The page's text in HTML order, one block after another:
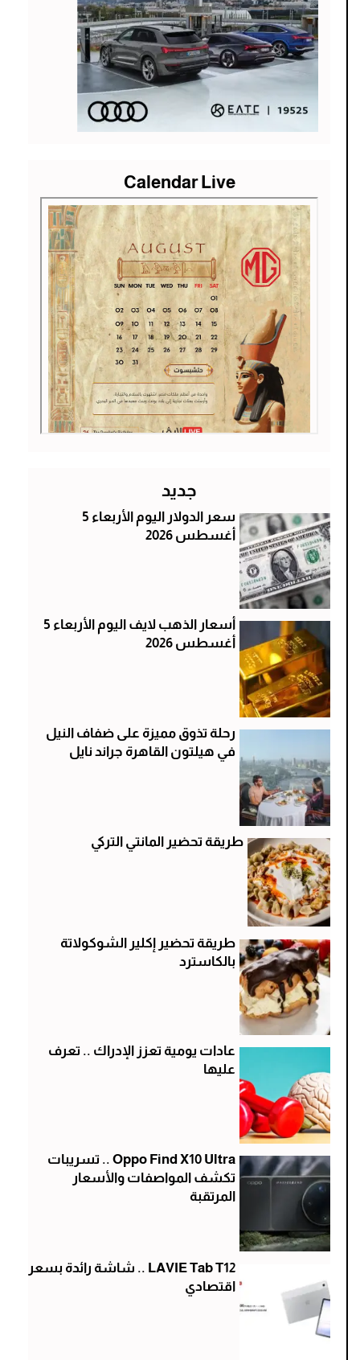
Calendar Live
جديد
سعر الدولار اليوم الأربعاء 5
أغسطس 2026
أسعار الذهب لايف اليوم الأربعاء 5
أغسطس 2026
رحلة تذوق مميزة على ضفاف النيل
في هيلتون القاهرة جراند نايل
طريقة تحضير المانتي التركي
طريقة تحضير إكلير الشوكولاتة
بالكاسترد
عادات يومية تعزز الإدراك .. تعرف
عليها
Oppo Find X10 Ultra .. تسريبات
تكشف المواصفات والأسعار
المرتقبة
LAVIE Tab T12 .. شاشة رائدة بسعر
اقتصادي